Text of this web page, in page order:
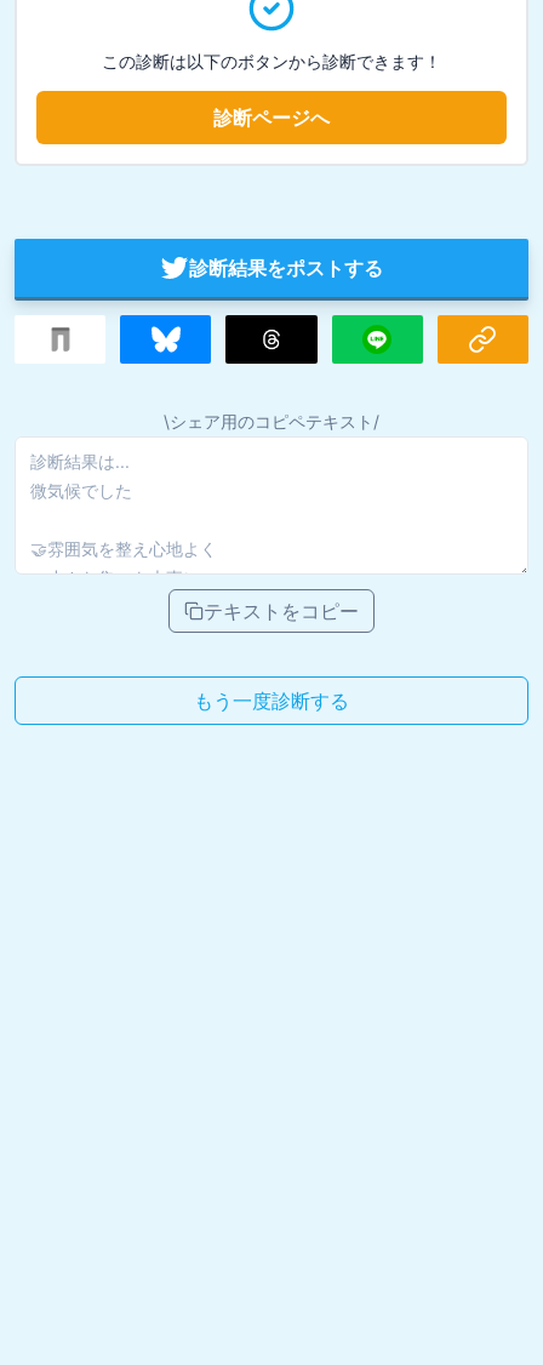
この診断は以下のボタンから診断できます！
診断ページへ
診断結果をポストする
\シェア用のコピペテキスト/
テキストをコピー
もう一度診断する